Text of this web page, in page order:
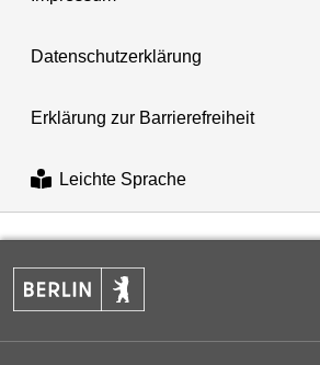
Datenschutzerklärung
Erklärung zur Barrierefreiheit
Leichte Sprache